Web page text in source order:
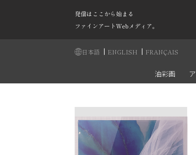
発信はここから始まる
ファインアートWebメディア。
日本語 | ENGLISH | FRANÇAIS
油彩画